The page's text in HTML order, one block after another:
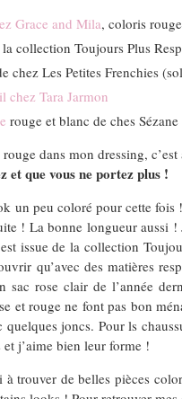
Grace and Mila, coloris
collection Toujours Plus
chez Les Petites Frenchies
chez Tara Jarmon
rouge et blanc de ches Sézane
dans mon dressing,
et que vous ne portez plus !
un peu coloré pour cette fois
! La bonne longueur aussi
issue de la collection
qu’avec des matières
sac rose clair de l’année
et rouge ne font pas bon
joncs. Pour ls
j’aime bien leur forme !
à trouver de belles pièces